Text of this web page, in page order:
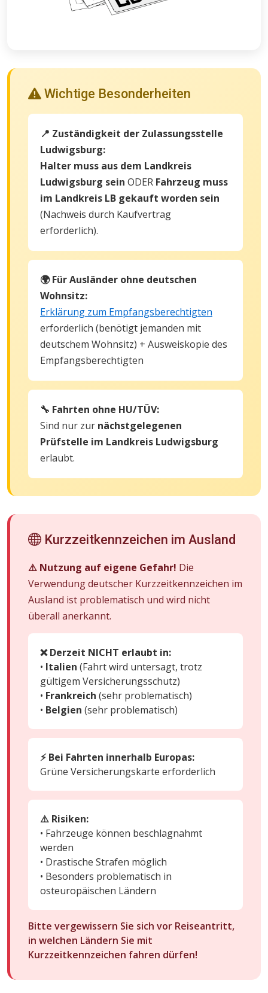
Wichtige Besonderheiten
📍 Zuständigkeit der Zulassungsstelle
Ludwigsburg:
Halter muss aus dem Landkreis
Ludwigsburg sein ODER Fahrzeug muss
im Landkreis LB gekauft worden sein
(Nachweis durch Kaufvertrag
erforderlich).
🌍 Für Ausländer ohne deutschen
Wohnsitz:
Erklärung zum Empfangsberechtigten
erforderlich (benötigt jemanden mit
deutschem Wohnsitz) + Ausweiskopie des
Empfangsberechtigten
🔧 Fahrten ohne HU/TÜV:
Sind nur zur nächstgelegenen
Prüfstelle im Landkreis Ludwigsburg
erlaubt.
Kurzzeitkennzeichen im Ausland
⚠️ Nutzung auf eigene Gefahr! Die
Verwendung deutscher Kurzzeitkennzeichen im
Ausland ist problematisch und wird nicht
überall anerkannt.
❌ Derzeit NICHT erlaubt in:
• Italien (Fahrt wird untersagt, trotz
gültigem Versicherungsschutz)
• Frankreich (sehr problematisch)
• Belgien (sehr problematisch)
⚡ Bei Fahrten innerhalb Europas:
Grüne Versicherungskarte erforderlich
⚠️ Risiken:
• Fahrzeuge können beschlagnahmt
werden
• Drastische Strafen möglich
• Besonders problematisch in
osteuropäischen Ländern
Bitte vergewissern Sie sich vor Reiseantritt,
in welchen Ländern Sie mit
Kurzzeitkennzeichen fahren dürfen!